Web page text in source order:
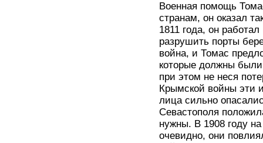
Военная помощь
странам, он оказал
1811 года, он
разрушить порты
война, и Томас
которые должны
при этом не неся
Крымской войны эти
лица сильно
Севастополя
нужны. В 1908 году
очевидно, они